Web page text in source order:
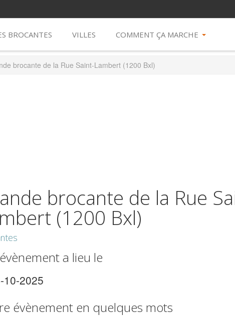
BROCANTES VILLES COMMENT ÇA MARCHE
brocante de la Rue Saint-Lambert (1200 Bxl)
brocante de la Rue
(1200 Bxl)
a lieu le
10-2025
évènement en quelques mots